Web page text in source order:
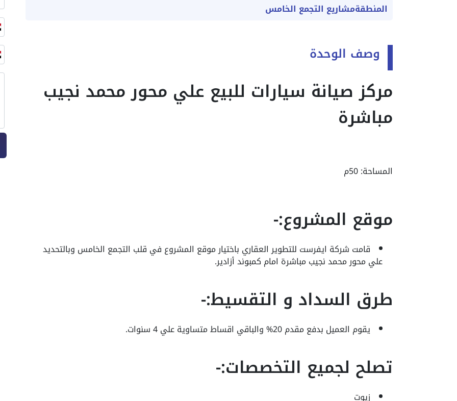
المنطقةمشاريع التجمع الخامس
وصف الوحدة
مركز صيانة سيارات للبيع علي محور محمد نجيب
مباشرة
المساحة: 50م
موقع المشروع:-
قامت شركة ايفرست للتطوير العقاري باختيار موقع المشروع في قلب التجمع الخامس وبالتحديد
علي محور محمد نجيب مباشرة امام كمبوند أزادير.
طرق السداد و التقسيط:-
يقوم العميل بدفع مقدم 20% والباقي اقساط متساوية علي 4 سنوات.
تصلح لجميع التخصصات:-
زيوت